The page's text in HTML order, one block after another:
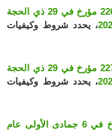
مرسوم تنفيذي رقم 20-226 مؤرخ في 29 ذي الحجة
، يحدد شروط وكيفيات
مرسوم تنفيذي رقم 20-227 مؤرخ في 29 ذي الحجة
، يحدد شروط وكيفيات
قرار وزاري مشترك مؤرّخ في 6 جمادى الأولى عام